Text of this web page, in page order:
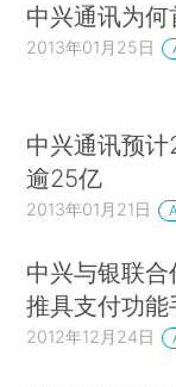
中兴通讯为何
2013年01月25日
中兴通讯预
逾25亿
2013年01月21日
中兴与银联
推具支付功能
2012年12月24日